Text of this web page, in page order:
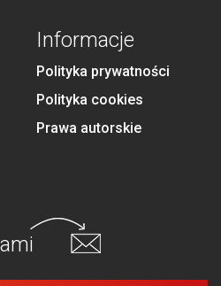
Informacje
Polityka prywatności
Polityka cookies
Prawa autorskie